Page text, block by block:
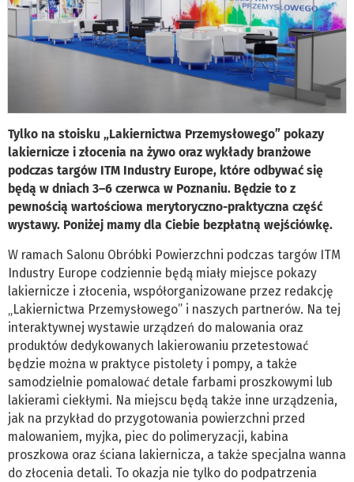
Tylko na stoisku „Lakiernictwa Przemysłowego” pokazy
lakiernicze i złocenia na żywo oraz wykłady branżowe
podczas targów ITM Industry Europe, które odbywać się
będą w dniach 3–6 czerwca w Poznaniu. Będzie to z
pewnością wartościowa merytoryczno-praktyczna część
wystawy. Poniżej mamy dla Ciebie bezpłatną wejściówkę.
W ramach Salonu Obróbki Powierzchni podczas targów ITM
Industry Europe codziennie będą miały miejsce pokazy
lakiernicze i złocenia, współorganizowane przez redakcję
„Lakiernictwa Przemysłowego” i naszych partnerów. Na tej
interaktywnej wystawie urządzeń do malowania oraz
produktów dedykowanych lakierowaniu przetestować
będzie można w praktyce pistolety i pompy, a także
samodzielnie pomalować detale farbami proszkowymi lub
lakierami ciekłymi. Na miejscu będą także inne urządzenia,
jak na przykład do przygotowania powierzchni przed
malowaniem, myjka, piec do polimeryzacji, kabina
proszkowa oraz ściana lakiernicza, a także specjalna wanna
do złocenia detali. To okazja nie tylko do podpatrzenia